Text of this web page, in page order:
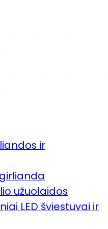
ir
užuolaidos
LED šviestuvai ir